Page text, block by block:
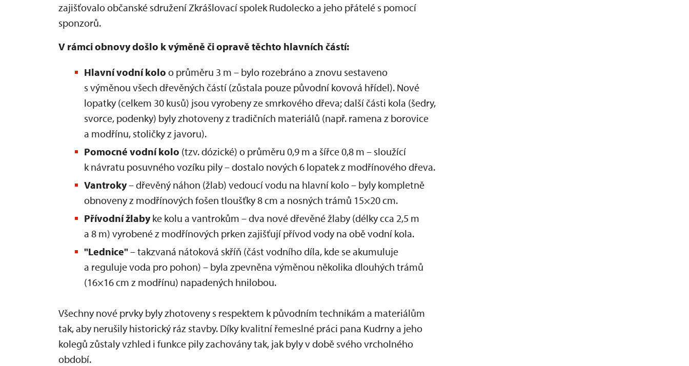
zajišťovalo občanské sdružení Zkrášlovací spolek Rudolecko a jeho přátelé s pomocí
sponzorů.
V rámci obnovy došlo k výměně či opravě těchto hlavních částí:
Hlavní vodní kolo o průměru 3 m – bylo rozebráno a znovu sestaveno
s výměnou všech dřevěných částí (zůstala pouze původní kovová hřídel). Nové
lopatky (celkem 30 kusů) jsou vyrobeny ze smrkového dřeva; další části kola (šedry,
svorce, podenky) byly zhotoveny z tradičních materiálů (např. ramena z borovice
a modřínu, stoličky z javoru).
Pomocné vodní kolo (tzv. dózické) o průměru 0,9 m a šířce 0,8 m – sloužící
k návratu posuvného vozíku pily – dostalo nových 6 lopatek z modřínového dřeva.
Vantroky– dřevěný náhon (žlab) vedoucí vodu na hlavní kolo – byly kompletně
obnoveny z modřínových fošen tloušťky 8 cm a nosných trámů 15×20 cm.
Přívodní žlabyke kolu a vantrokům – dva nové dřevěné žlaby (délky cca 2,5 m
a 8 m) vyrobené z modřínových prken zajišťují přívod vody na obě vodní kola.
"Lednice"– takzvaná nátoková skříň (část vodního díla, kde se akumuluje
a reguluje voda pro pohon) – byla zpevněna výměnou několika dlouhých trámů
(16×16 cm z modřínu) napadených hnilobou.
Všechny nové prvky byly zhotoveny s respektem k původním technikám a materiálům
tak, aby nerušily historický ráz stavby. Díky kvalitní řemeslné práci pana Kudrny a jeho
kolegů zůstaly vzhled i funkce pily zachovány tak, jak byly v době svého vrcholného
období.